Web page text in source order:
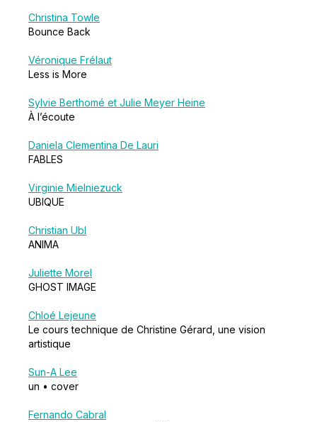
Christina Towle
Bounce Back
Véronique Frélaut
Less is More
Sylvie Berthomé et Julie Meyer Heine
À l’écoute
Daniela Clementina De Lauri
FABLES
Virginie Mielniezuck
UBIQUE
Christian Ubl
ANIMA
Juliette Morel
GHOST IMAGE
Chloé Lejeune
Le cours technique de Christine Gérard, une vision
artistique
Sun-A Lee
un • cover
Fernando Cabral